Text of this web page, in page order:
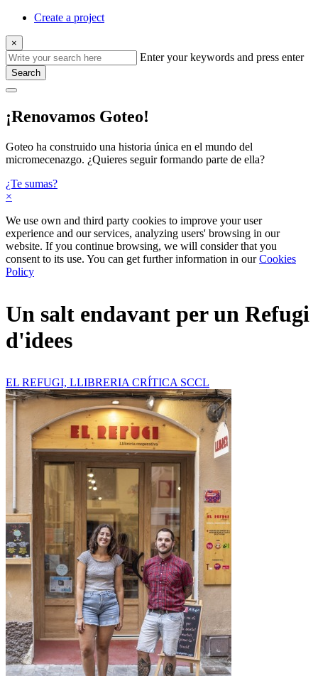
Create a project
×
Enter your keywords and press enter
Search
¡Renovamos Goteo!
Goteo ha construido una historia única en el mundo del
micromecenazgo. ¿Quieres seguir formando parte de ella?
¿Te sumas?
×
We use own and third party cookies to improve your user
experience and our services, analyzing users' browsing in our
website. If you continue browsing, we will consider that you
consent to its use. You can get further information in ourCookies
Policy
Un salt endavant per un Refugi
d'idees
EL REFUGI, LLIBRERIA CRÍTICA SCCL